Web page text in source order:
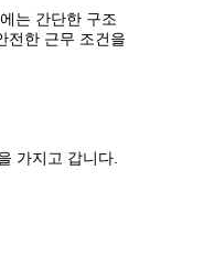
는 간단한 구조
전한 근무 조건을
가지고 갑니다.